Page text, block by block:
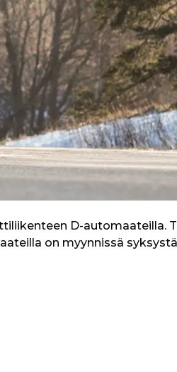
D-automaateilla.
on myynnissä